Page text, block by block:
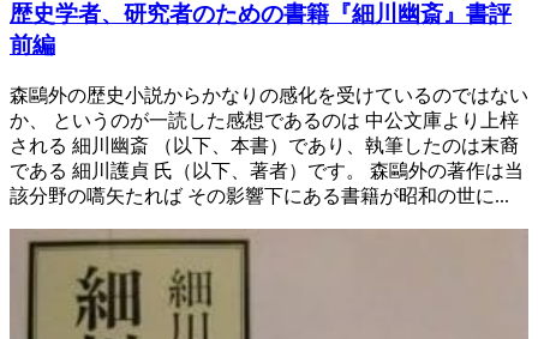
歴史学者、研究者のための書籍『細川幽斎』書評
前編
森鷗外の歴史小説からかなりの感化を受けているのではない
か、 というのが一読した感想であるのは 中公文庫より上梓
される 細川幽斎 （以下、本書）であり、執筆したのは末裔
である 細川護貞 氏（以下、著者）です。 森鷗外の著作は当
該分野の嚆矢たれば その影響下にある書籍が昭和の世に...